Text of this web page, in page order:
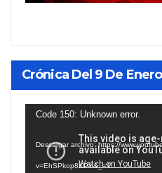
Crónica Del 9 De
Reproductor
vídeo
Code 150: Unknown error.
Descargar archivo: https://
v=EhSPkop8KPY&_=1